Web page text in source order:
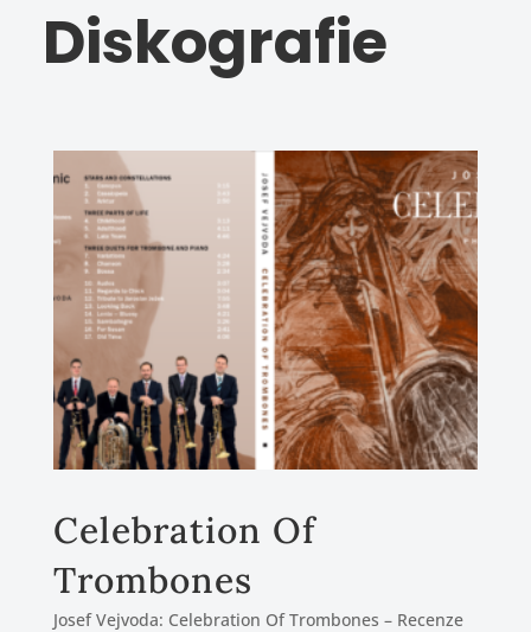
Diskografie
Celebration Of
Trombones
Josef Vejvoda: Celebration Of Trombones – Recenze